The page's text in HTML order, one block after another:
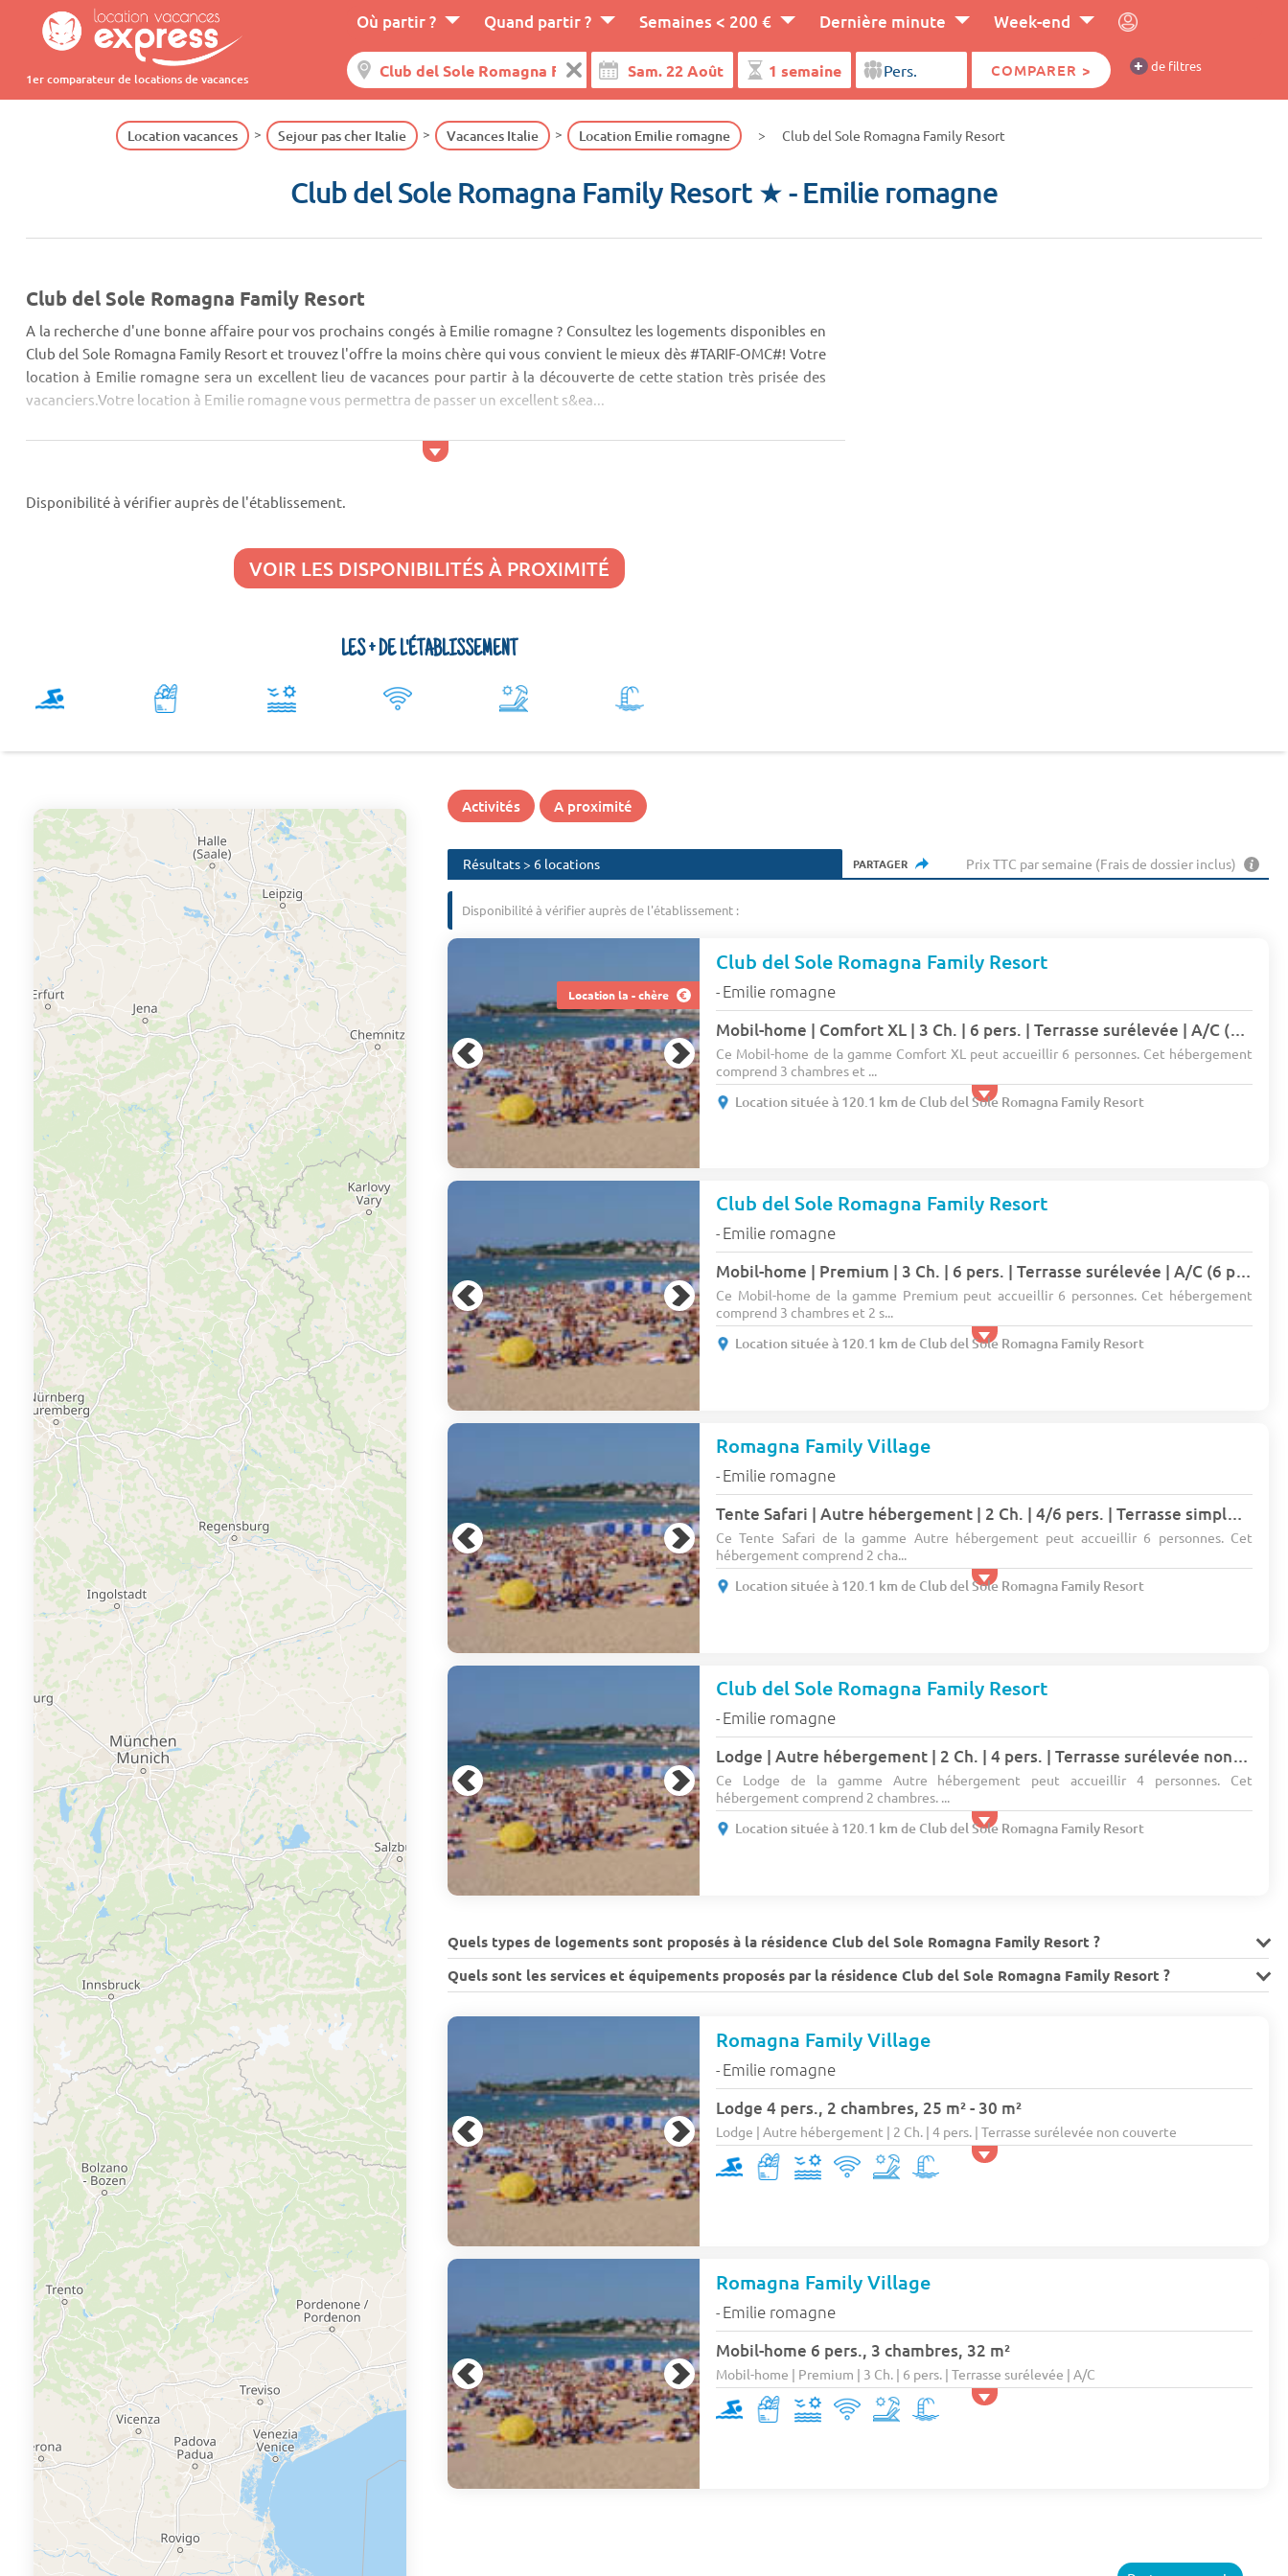
1er comparateur de locations de vacances
Où partir ? Quand partir ? Semaines < 200 € Dernière minute Week-end
COMPARER > + de filtres
Location vacances Sejour pas cher Italie Vacances Italie Location Emilie romagne Club del Sole Romagna Family Resort
Club del Sole Romagna Family Resort ★- Emilie romagne
Club del Sole Romagna Family Resort
A la recherche d'une bonne affaire pour vos prochains congés à Emilie romagne ? Consultez les logements disponibles en
Club del Sole Romagna Family Resort et trouvez l'offre la moins chère qui vous convient le mieux dès #TARIF-OMC#! Votre
location à Emilie romagne sera un excellent lieu de vacances pour partir à la découverte de cette station très prisée des
vacanciers.Votre location à Emilie romagne vous permettra de passer un excellent s&ea...
Disponibilité à vérifier auprès de l'établissement.
VOIR LES DISPONIBILITÉS À PROXIMITÉ
LES + DE L'ÉTABLISSEMENT
Activités A proximité
Résultats > 6 locations PARTAGER Prix TTC par semaine (Frais de dossier inclus)
Disponibilité à vérifier auprès de l'établissement :
Location la - chère
Club del Sole Romagna Family Resort
- Emilie romagne
Mobil-home | Comfort XL | 3 Ch. | 6 pers. | Terrasse surélevée | A/C (6 pers.)
Ce Mobil-home de la gamme Comfort XL peut accueillir 6 personnes. Cet hébergement
comprend 3 chambres et ...
Location située à 120.1 km de Club del Sole Romagna Family Resort
Club del Sole Romagna Family Resort
- Emilie romagne
Mobil-home | Premium | 3 Ch. | 6 pers. | Terrasse surélevée | A/C (6 pers.)
Ce Mobil-home de la gamme Premium peut accueillir 6 personnes. Cet hébergement
comprend 3 chambres et 2 s...
Location située à 120.1 km de Club del Sole Romagna Family Resort
Romagna Family Village
- Emilie romagne
Tente Safari | Autre hébergement | 2 Ch. | 4/6 pers. | Terrasse simple (6 pers.)
Ce Tente Safari de la gamme Autre hébergement peut accueillir 6 personnes. Cet
hébergement comprend 2 cha...
Location située à 120.1 km de Club del Sole Romagna Family Resort
Club del Sole Romagna Family Resort
- Emilie romagne
Lodge | Autre hébergement | 2 Ch. | 4 pers. | Terrasse surélevée non couverte (4 pers.)
Ce Lodge de la gamme Autre hébergement peut accueillir 4 personnes. Cet
hébergement comprend 2 chambres. ...
Location située à 120.1 km de Club del Sole Romagna Family Resort
Quels types de logements sont proposés à la résidence Club del Sole Romagna Family Resort ?
Quels sont les services et équipements proposés par la résidence Club del Sole Romagna Family Resort ?
Romagna Family Village
- Emilie romagne
Lodge 4 pers., 2 chambres, 25 m² - 30 m²
Lodge | Autre hébergement | 2 Ch. | 4 pers. | Terrasse surélevée non couverte
Romagna Family Village
- Emilie romagne
Mobil-home 6 pers., 3 chambres, 32 m²
Mobil-home | Premium | 3 Ch. | 6 pers. | Terrasse surélevée | A/C